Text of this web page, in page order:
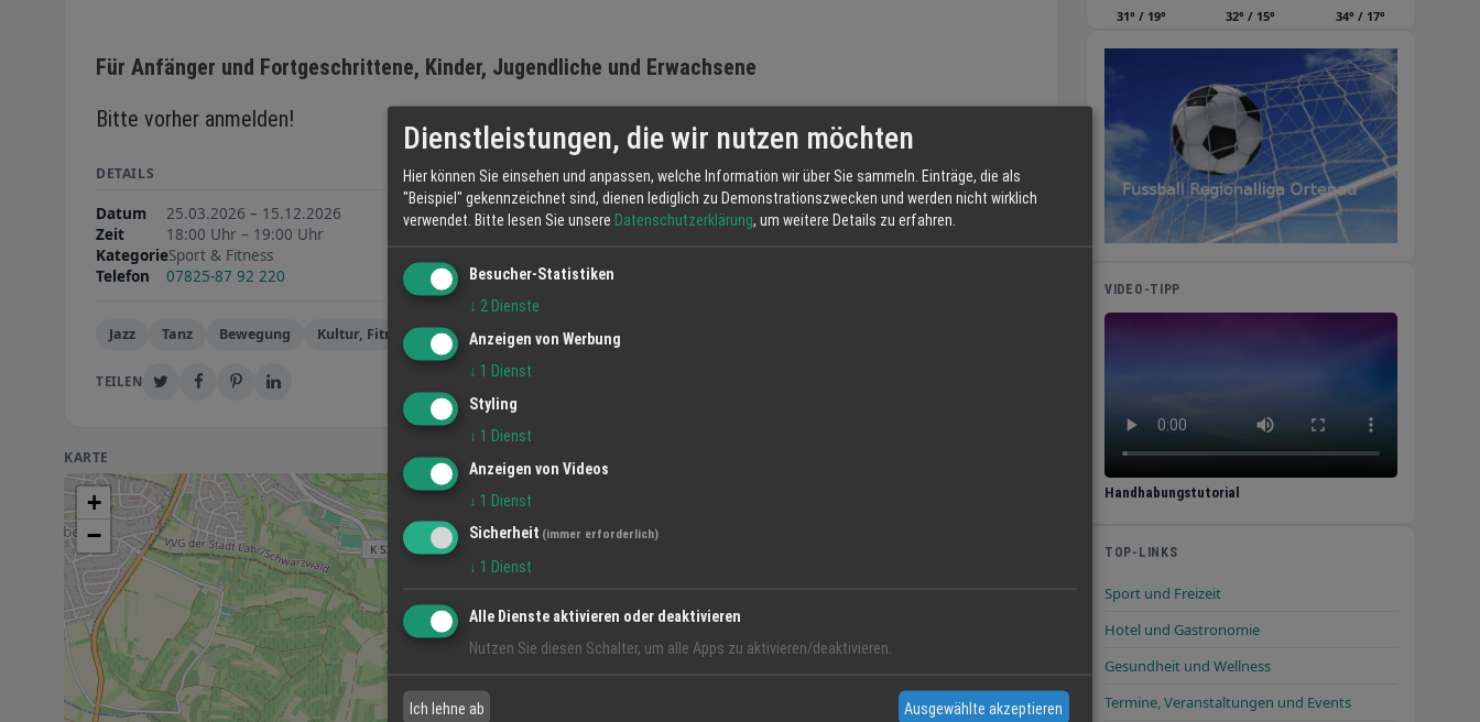
Für Anfänger und Fortgeschrittene, Kinder, Jugendliche und Erwachsene
Bitte vorher anmelden!
DETAILS
Datum
25.03.2026 – 15.12.2026
Zeit
18:00 Uhr – 19:00 Uhr
KategorieSport & Fitness
Telefon
07825-87 92 220
VERANSTALTUNGSORT
Name
Meineke Dance Academy
Im Lindenfeld 24
Link
Jazz Tanz Bewegung Kultur, Fitness
TEILEN
KARTE
+
−
31° / 19° 32° / 15° 34° / 17°
VIDEO-TIPP
Handhabungstutorial
TOP-LINKS
Sport und Freizeit
Hotel und Gastronomie
Gesundheit und Wellness
Termine, Veranstaltungen und Events
Dienstleistungen, die wir nutzen möchten
Hier können Sie einsehen und anpassen, welche Information wir über Sie sammeln. Einträge, die als
"Beispiel" gekennzeichnet sind, dienen lediglich zu Demonstrationszwecken und werden nicht wirklich
verwendet. Bitte lesen Sie unsere Datenschutzerklärung, um weitere Details zu erfahren.
Besucher-Statistiken
↓ 2 Dienste
Anzeigen von Werbung
↓ 1 Dienst
Styling
↓ 1 Dienst
Anzeigen von Videos
↓ 1 Dienst
Sicherheit (immer erforderlich)
↓ 1 Dienst
Alle Dienste aktivieren oder deaktivieren
Nutzen Sie diesen Schalter, um alle Apps zu aktivieren/deaktivieren.
Ich lehne ab Ausgewählte akzeptieren